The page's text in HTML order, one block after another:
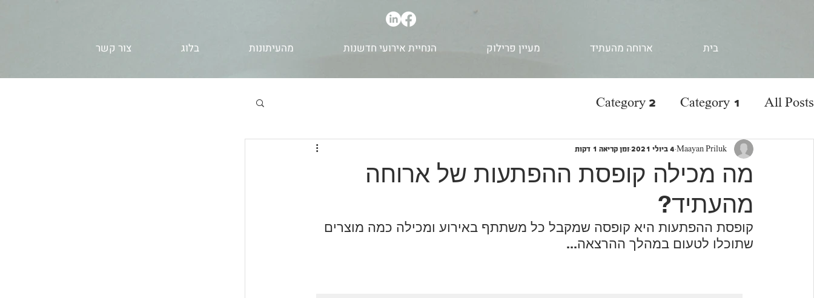
בית ארוחה מהעתיד מעיין פרילוק הנחיית אירועי חדשנות מהעיתונות בלוג צור קשר
All Posts
Category 1
Category 2
מה מכילה קופסת ההפתעות של ארוחה
מהעתיד?
Maayan Priluk 4 ביולי 2021 זמן קריאה 1 דקות
קופסת ההפתעות היא קופסה שמקבל כל משתתף באירוע ומכילה כמה מוצרים
שתוכלו לטעום במהלך ההרצאה...